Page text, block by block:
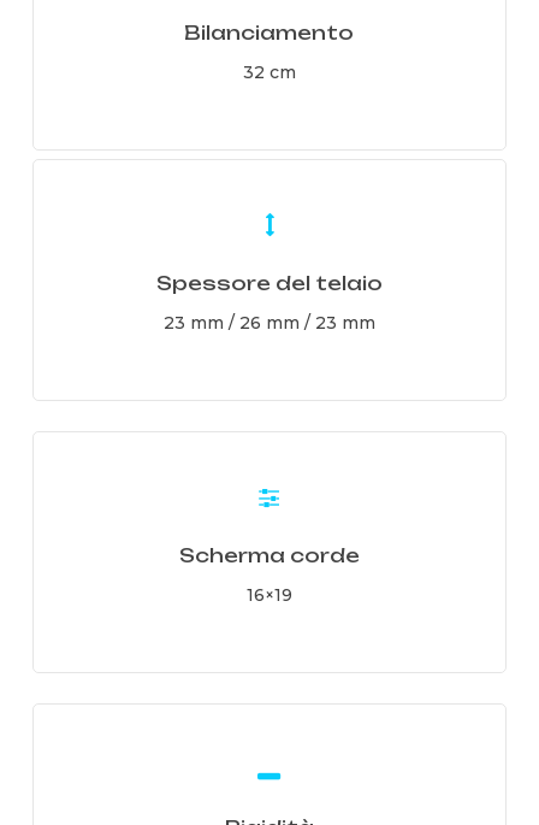
Bilanciamento
32 cm
Spessore del telaio
23 mm / 26 mm / 23 mm
Scherma corde
16×19